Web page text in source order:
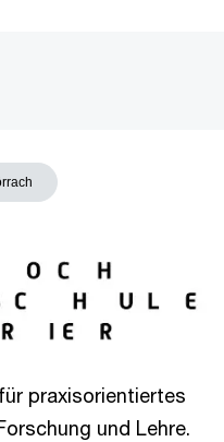
praxisorientiertes
und Lehre.